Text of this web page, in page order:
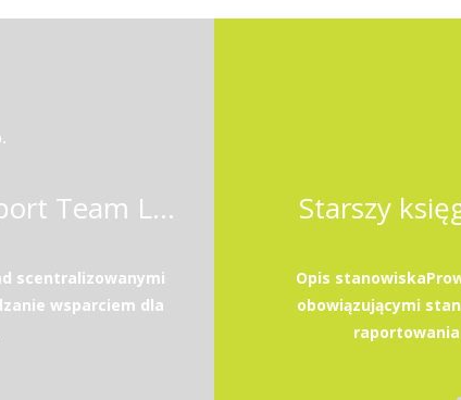
Finance and Operational Support Team Leader (K/M/X)
scentralizowanymi
wsparciem dla
Starszy
Opis
obowiązującymi